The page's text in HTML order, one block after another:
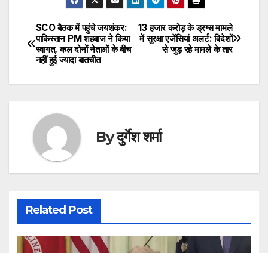
Post
navigation
13 हजार करोड़ के ड्रग्स मामले
में सुरक्षा एजेंसियां अलर्ट: विदेशों
से जुड़ रहे मामले के तार
SCO बैठक में पहुंचे जयशंकर:
पाकिस्तान PM शहबाज ने किया
स्वागत, कल दोनों नेताओं के बीच
नहीं हुई ज्यादा बातचीत
Byदुर्गेश शर्मा
Related Post